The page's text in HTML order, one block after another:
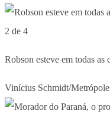
2 de 4
Robson esteve em todas as
Vinícius Schmidt/